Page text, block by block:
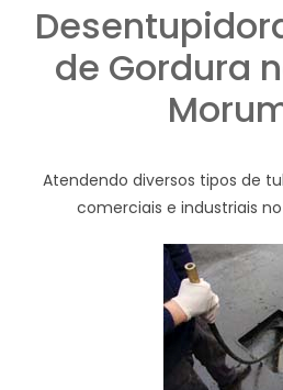
de Gordura
Atendendo diversos tipos de
comerciais e industriais